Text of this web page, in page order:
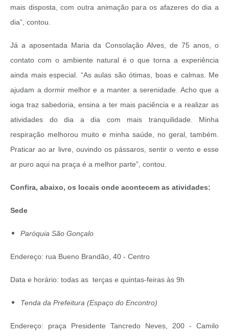
mais disposta, com outra animação para os afazeres do dia a
dia”, contou.
Já a aposentada Maria da Consolação Alves, de 75 anos, o
contato com o ambiente natural é o que torna a experiência
ainda mais especial. “As aulas são ótimas, boas e calmas. Me
ajudam a dormir melhor e a manter a serenidade. Acho que a
ioga traz sabedoria, ensina a ter mais paciência e a realizar as
atividades do dia a dia com mais tranquilidade. Minha
respiração melhorou muito e minha saúde, no geral, também.
Praticar ao ar livre, ouvindo os pássaros, sentir o vento e esse
ar puro aqui na praça é a melhor parte”, contou.
Confira, abaixo, os locais onde acontecem as atividades:
Sede
Paróquia São Gonçalo
Endereço: rua Bueno Brandão, 40 - Centro
Data e horário: todas as terças e quintas-feiras às 9h
Tenda da Prefeitura (Espaço do Encontro)
Endereço: praça Presidente Tancredo Neves, 200 - Camilo